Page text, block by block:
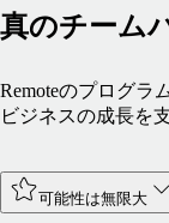
真のチーム
Remoteのプログラ
ビジネスの成長を
可能性は無限大